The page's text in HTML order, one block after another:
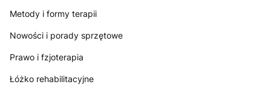
Metody i formy terapii
Nowości i porady sprzętowe
Prawo i fzjoterapia
Łóżko rehabilitacyjne